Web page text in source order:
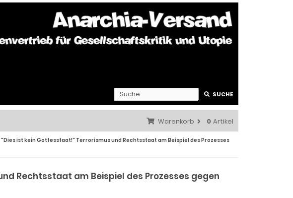
SUCHE
Warenkorb 0 Artikel
"Dies ist kein Gottesstaat!" Terrorismus und Rechtsstaat am Beispiel des Prozesses
Rechtsstaat am Beispiel des Prozesses gegen